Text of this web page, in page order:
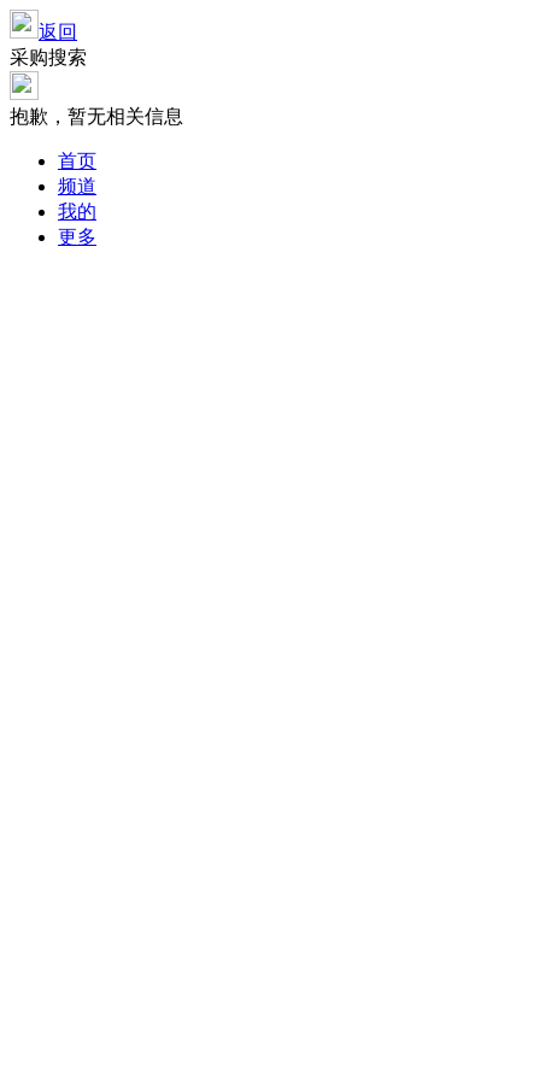
返回
采购搜索
抱歉，暂无相关信息
首页
频道
我的
更多